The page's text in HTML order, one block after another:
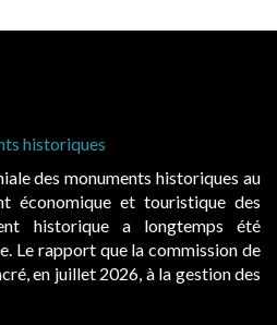
: le juge admet des redevances
bains de mer, les cabanes de
sujet domanial. Installées sur
lieu au paiement d’une
par des occupants